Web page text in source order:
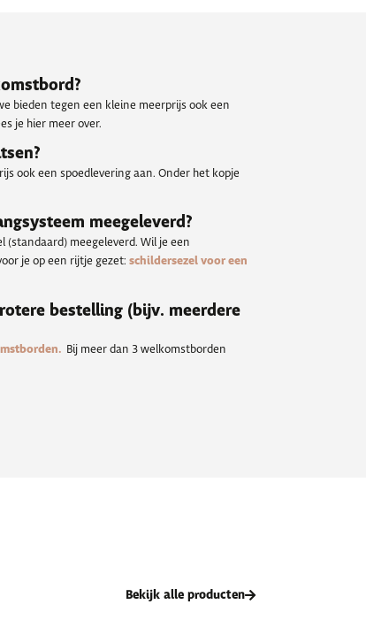
bieden tegen een kleine meerprijs ook een
je hier meer over.
ook een spoedlevering aan. Onder het kopje
meegeleverd?
(standaard) meegeleverd. Wil je een
je op een rijtje gezet: schildersezel voor een
bestelling (bijv. meerdere
Bij meer dan 3 welkomstborden
Bekijk alle producten